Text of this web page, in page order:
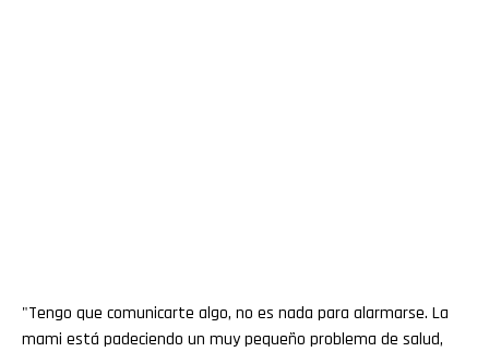
"Tengo que comunicarte algo, no es nada para alarmarse. La
mami está padeciendo un muy pequeño problema de salud,